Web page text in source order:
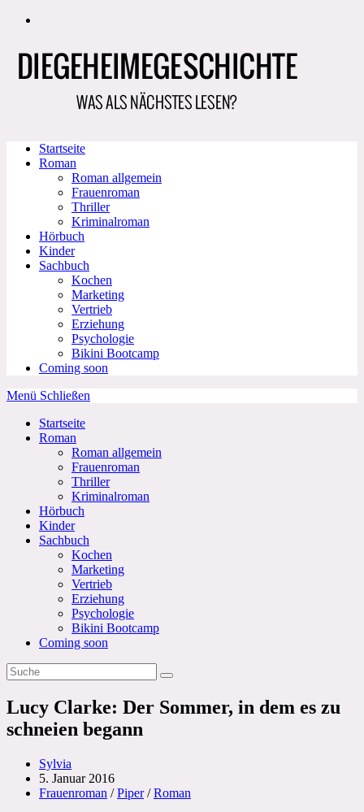
Zum
Startseite
Roman
Roman allgemein
Frauenroman
Thriller
Kriminalroman
Hörbuch
Kinder
Sachbuch
Kochen
Marketing
Vertrieb
Erziehung
Psychologie
Bikini Bootcamp
Coming soon
Menü Schließen
Startseite
Roman
Roman allgemein
Frauenroman
Thriller
Kriminalroman
Hörbuch
Kinder
Sachbuch
Kochen
Marketing
Vertrieb
Erziehung
Psychologie
Bikini Bootcamp
Coming soon
Lucy Clarke: Der Sommer, in dem es zu
schneien begann
Beitrags-
Autor:
Sylvia
Beitrag
veröffentlicht:
5. Januar 2016
Beitrags-
Frauenroman / Piper / Roman